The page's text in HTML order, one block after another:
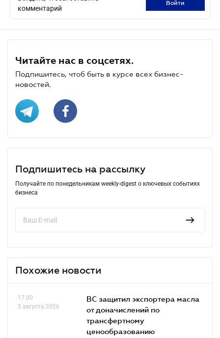
комментарий
войти
Читайте нас в соцсетях.
Подпишитесь, чтоб быть в курсе всех бизнес-
новостей.
Подпишитесь на рассылку
Получайте по понедельникам weekly-digest о ключевых событиях
бизнеса
Похожие новости
17.00
5 августа 2026
ВС защитил экспортера масла
от доначислений по
трансфертному
ценообразованию